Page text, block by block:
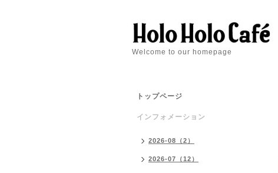
Welcome to our homepage
トップページ
インフォメーション
2026-08（2）
2026-07（12）